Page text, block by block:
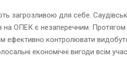
загрозливою для себе.
на ОПЕК є незаперечним. Протягом
ефективно контролювати
економічні вигоди всім